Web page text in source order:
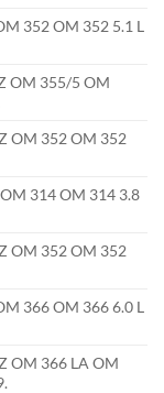
352 OM 352 5.1 L
OM 355/5 OM
OM 352 OM 352
OM 314 OM 314 3.8
OM 352 OM 352
366 OM 366 6.0 L
OM 366 LA OM